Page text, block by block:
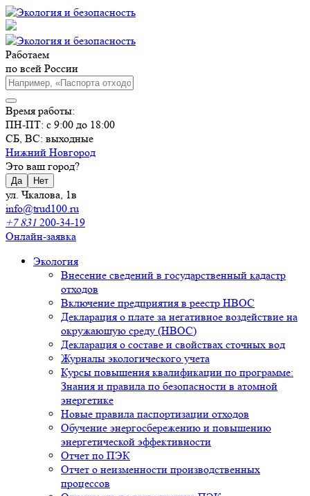
Работаем
по всей России
Время работы:
ПН-ПТ: с 9:00 до 18:00
СБ, ВС: выходные
Нижний Новгород
Это ваш город?
Да Нет
ул. Чкалова, 1в
info@trud100.ru
+7 831 200-34-19
Онлайн-заявка
Экология
Внесение сведений в государственный кадастр
отходов
Включение предприятия в реестр НВОС
Декларация о плате за негативное воздействие на
окружающую среду (НВОС)
Декларация о составе и свойствах сточных вод
Журналы экологического учета
Курсы повышения квалификации по программе:
Знания и правила по безопасности в атомной
энергетике
Новые правила паспортизации отходов
Обучение энергосбережению и повышению
энергетической эффективности
Отчет по ПЭК
Отчет о неизменности производственных
процессов